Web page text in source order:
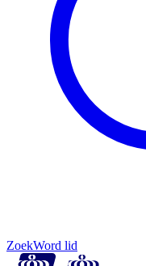
ZoekWord lid